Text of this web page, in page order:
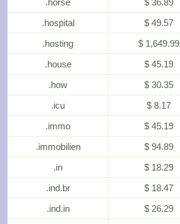
.horse
$ 36.89
.hospital
$ 49.57
.hosting
$ 1,649.99
.house
$ 45.19
.how
$ 30.35
.icu
$ 8.17
.immo
$ 45.19
.immobilien
$ 94.89
.in
$ 18.29
.ind.br
$ 18.47
.ind.in
$ 26.29